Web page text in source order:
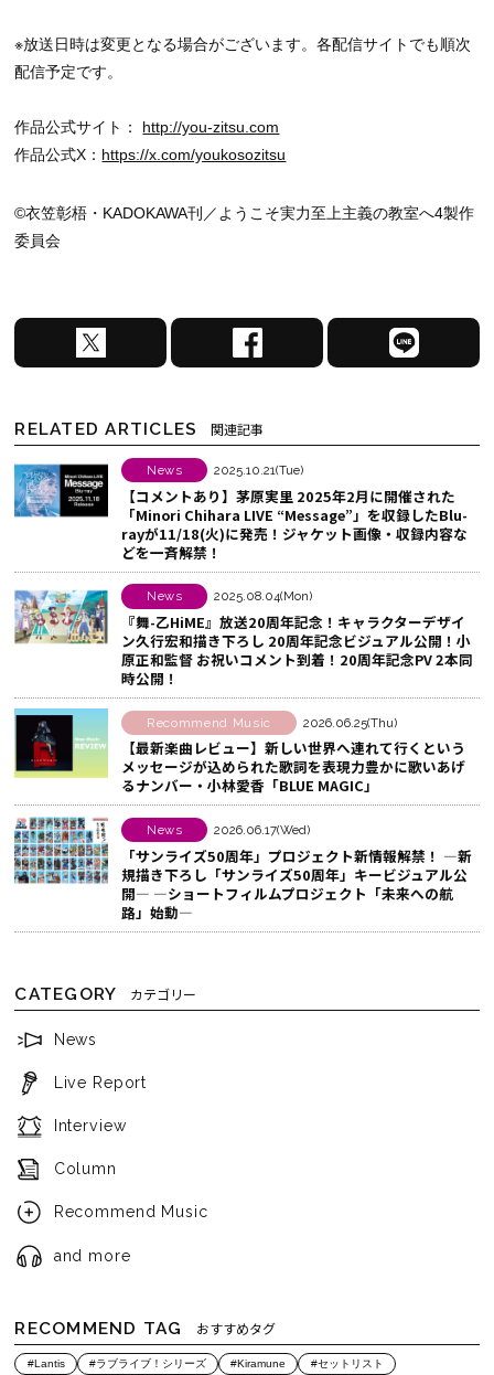
※放送日時は変更となる場合がございます。各配信サイトでも順次
配信予定です。
作品公式サイト： http://you-zitsu.com
作品公式X： https://x.com/youkosozitsu
©衣笠彰梧・KADOKAWA刊／ようこそ実力至上主義の教室へ4製作
委員会
X
で
ア
す
る
F
a
b
o
o
k
で
シ
ェ
ア
す
る
L
I
ェ
ア
る
RELATED ARTICLES 関連記事
News 2025.10.21(Tue)
【コメントあり】茅原実里 2025年2月に開催された
「Minori Chihara LIVE “Message”」を収録したBlu-
rayが11/18(火)に発売！ジャケット画像・収録内容な
どを一斉解禁！
News 2025.08.04(Mon)
『舞-乙HiME』放送20周年記念！キャラクターデザイ
ン久行宏和描き下ろし 20周年記念ビジュアル公開！小
原正和監督 お祝いコメント到着！20周年記念PV 2本同
時公開！
Recommend Music 2026.06.25(Thu)
【最新楽曲レビュー】新しい世界へ連れて行くという
メッセージが込められた歌詞を表現力豊かに歌いあげ
るナンバー・小林愛香「BLUE MAGIC」
News 2026.06.17(Wed)
「サンライズ50周年」プロジェクト新情報解禁！ ―新
規描き下ろし「サンライズ50周年」キービジュアル公
開― ―ショートフィルムプロジェクト「未来への航
路」始動―
CATEGORY カテゴリー
News
Live Report
Interview
Column
Recommend Music
and more
RECOMMEND TAG おすすめタグ
#Lantis #ラブライブ！シリーズ #Kiramune
#セットリスト